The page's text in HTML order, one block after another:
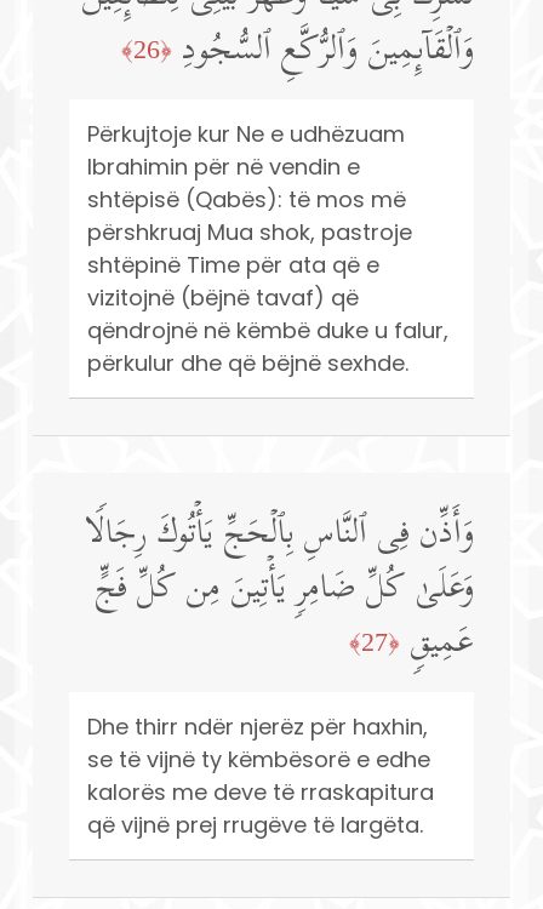
وَٱلۡقَاۤىِٕمِینَ وَٱلرُّكَّعِ ٱلسُّجُودِ ﴿26﴾
Përkujtoje kur Ne e udhëzuam
Ibrahimin për në vendin e
shtëpisë (Qabës): të mos më
përshkruaj Mua shok, pastroje
shtëpinë Time për ata që e
vizitojnë (bëjnë tavaf) që
qëndrojnë në këmbë duke u falur,
përkulur dhe që bëjnë sexhde.
وَأَذِّن فِی ٱلنَّاسِ بِٱلۡحَجِّ یَأۡتُوكَ رِجَالࣰا
وَعَلَىٰ كُلِّ ضَامِرࣲ یَأۡتِینَ مِن كُلِّ فَجٍّ
عَمِیقࣲ ﴿27﴾
Dhe thirr ndër njerëz për haxhin,
se të vijnë ty këmbësorë e edhe
kalorës me deve të rraskapitura
që vijnë prej rrugëve të largëta.